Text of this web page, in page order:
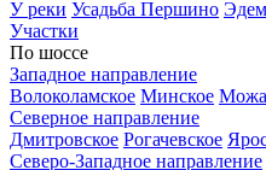
У реки Усадьба Першино Эдем
Участки
По шоссе
Западное направление
Волоколамское Минское
Северное направление
Дмитровское Рогачевское
Северо-Западное направление